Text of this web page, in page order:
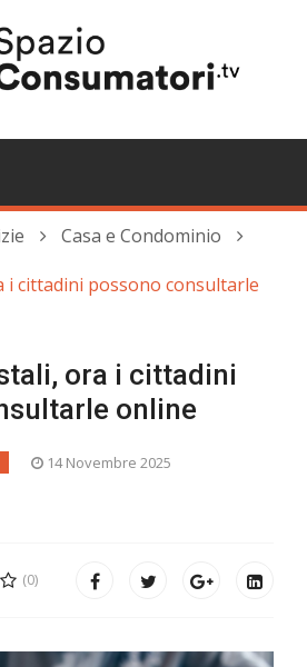
Casa e Condominio
i cittadini possono consultarle
ora i cittadini
online
14 Novembre 2025
(0)